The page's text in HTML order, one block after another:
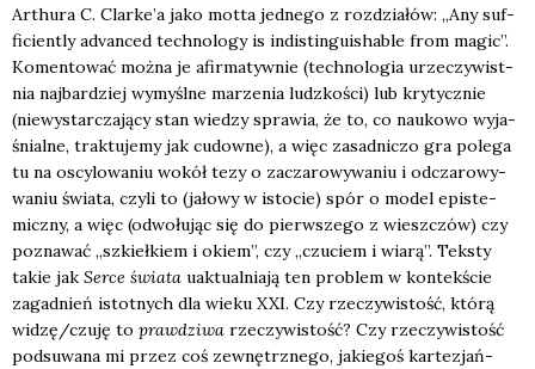
Arthu­ra C. Clarke’a jako mot­ta jed­ne­go z roz­dzia­łów: „Any suf­
fi­cien­tly advan­ced tech­no­lo­gy is indi­stin­gu­isha­ble from magic”.
Komen­to­wać moż­na je afir­ma­tyw­nie (tech­no­lo­gia urze­czy­wist­
nia naj­bar­dziej wymyśl­ne marze­nia ludz­ko­ści) lub kry­tycz­nie
(nie­wy­star­cza­ją­cy stan wie­dzy spra­wia, że to, co nauko­wo wyja­
śnial­ne, trak­tu­je­my jak cudow­ne), a więc zasad­ni­czo gra pole­ga
tu na oscy­lo­wa­niu wokół tezy o zacza­ro­wy­wa­niu i odcza­ro­wy­
wa­niu świa­ta, czy­li to (jało­wy w isto­cie) spór o model epi­ste­
micz­ny, a więc (odwo­łu­jąc się do pierw­sze­go z wiesz­czów) czy
pozna­wać „szkieł­kiem i okiem”, czy „czu­ciem i wia­rą”. Tek­sty
takie jak Ser­ce świa­ta uak­tu­al­nia­ją ten pro­blem w kon­tek­ście
zagad­nień istot­nych dla wie­ku XXI. Czy rze­czy­wi­stość, któ­rą
widzę/czuję to praw­dzi­wa rze­czy­wi­stość? Czy rze­czy­wi­stość
pod­su­wa­na mi przez coś zewnętrz­ne­go, jakie­goś kar­te­zjań­